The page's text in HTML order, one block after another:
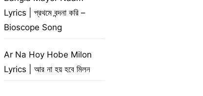
Lyrics | প্রথমে বন্দনা করি –
Bioscope Song
Ar Na Hoy Hobe Milon
Lyrics | আর না হয় হবে মিলন